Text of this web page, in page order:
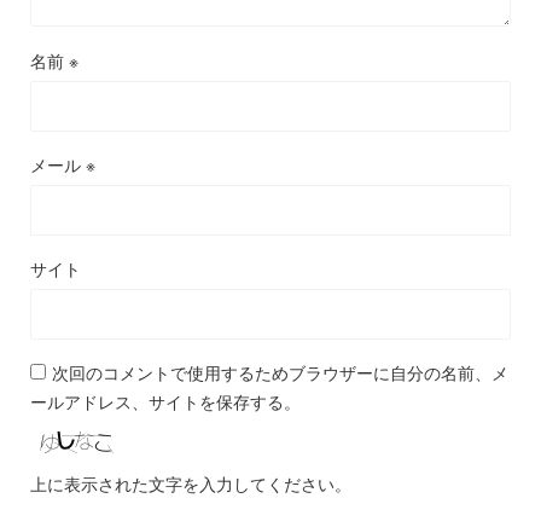
名前 ※
メール ※
サイト
次回のコメントで使用するためブラウザーに自分の名前、メ
ールアドレス、サイトを保存する。
上に表示された文字を入力してください。